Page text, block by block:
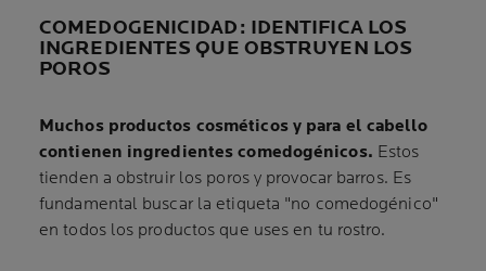
COMEDOGENICIDAD: IDENTIFICA LOS
INGREDIENTES QUE OBSTRUYEN LOS
POROS
Muchos productos cosméticos y para el cabello
contienen ingredientes comedogénicos. Estos
tienden a obstruir los poros y provocar barros. Es
fundamental buscar la etiqueta "no comedogénico"
en todos los productos que uses en tu rostro.